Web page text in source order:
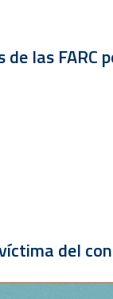
de las
del